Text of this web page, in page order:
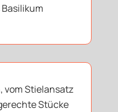
vom Stielansatz
Stücke